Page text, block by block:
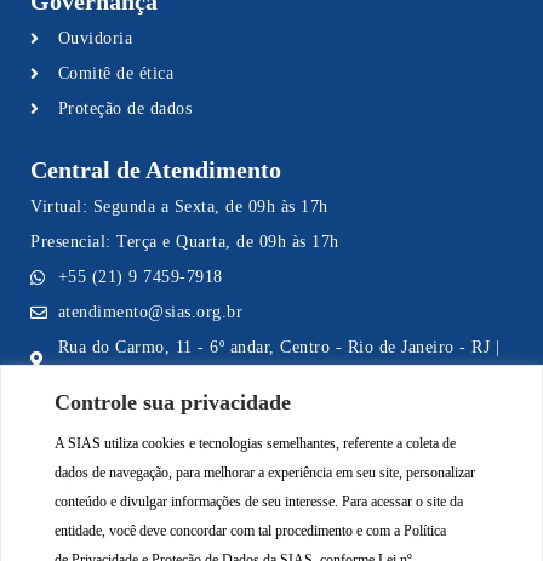
Controle sua privacidade
A SIAS utiliza cookies e tecnologias semelhantes, referente a coleta de
dados de navegação, para melhorar a experiência em seu site, personalizar
conteúdo e divulgar informações de seu interesse. Para acessar o site da
entidade, você deve concordar com tal procedimento e com a Política
Ouvidoria
Comitê de ética
Proteção de dados
Central de Atendimento
Virtual: Segunda a Sexta, de 09h às 17h
Presencial: Terça e Quarta, de 09h às 17h
+55 (21) 9 7459-7918
atendimento@sias.org.br
Rua do Carmo, 11 - 6º andar, Centro - Rio de Janeiro - RJ |
Acompanhe a SIAS nas Redes Sociais